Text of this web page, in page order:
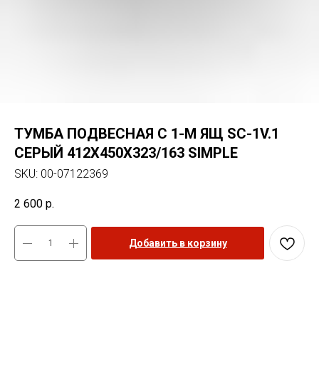
ТУМБА ПОДВЕСНАЯ С 1-М ЯЩ SC-1V.1
СЕРЫЙ 412Х450Х323/163 SIMPLE
SKU: 00-07122369
2 600 р.
Добавить в корзину